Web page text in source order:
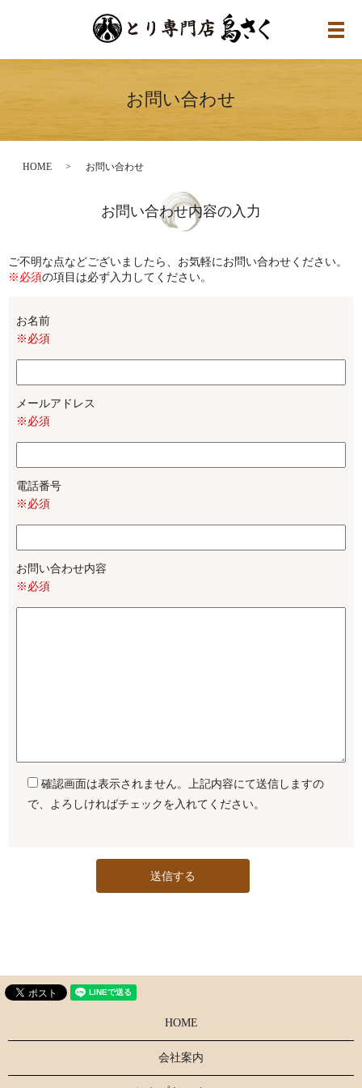
メ
お問い合わせ
HOME お問い合わせ
お問い合わせ内容の入力
ご不明な点などございましたら、お気軽にお問い合わせください。
※必須の項目は必ず入力してください。
お名前
※必須
メールアドレス
※必須
電話番号
※必須
お問い合わせ内容
※必須
確認画面は表示されません。上記内容にて送信しますの
で、よろしければチェックを入れてください。
HOME
会社案内